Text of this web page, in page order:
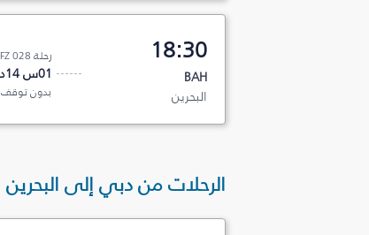
18:30
BAH
البحرين
رحلة FZ 028
01س 14د
بدون توقف
الرحلات من دبي إلى البحرين